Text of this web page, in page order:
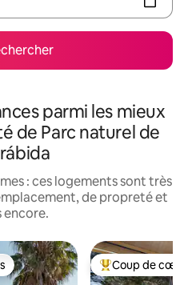
parmi les mieux
de Parc naturel de
: ces logements sont très
de propreté et
encore.
plus appréciés Coups de cœur
Coup de cœur